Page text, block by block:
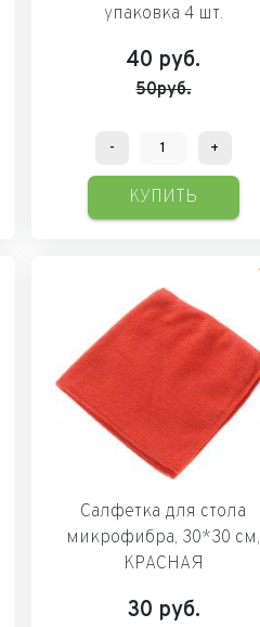
упаковка 4 шт.
40 руб.
50руб.
- +
КУПИТЬ
Салфетка для стола
микрофибра, 30*30 см,
КРАСНАЯ
30 руб.